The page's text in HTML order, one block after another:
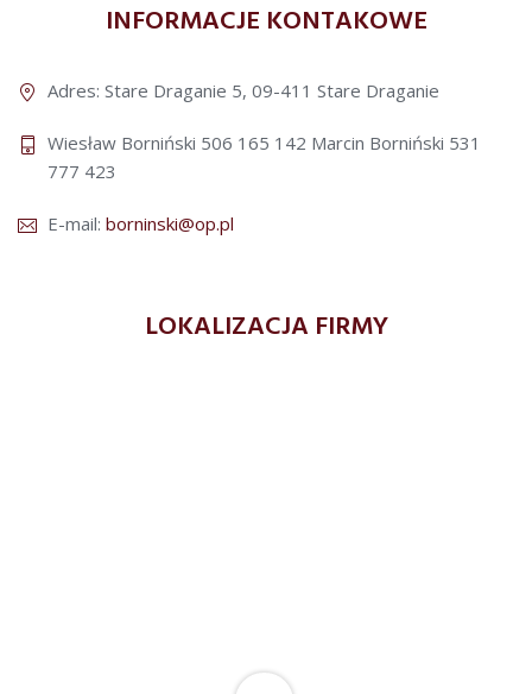
INFORMACJE KONTAKOWE
Adres: Stare Draganie 5, 09-411 Stare Draganie
Wiesław Borniński 506 165 142 Marcin Borniński 531
777 423
E-mail: borninski@op.pl
LOKALIZACJA FIRMY